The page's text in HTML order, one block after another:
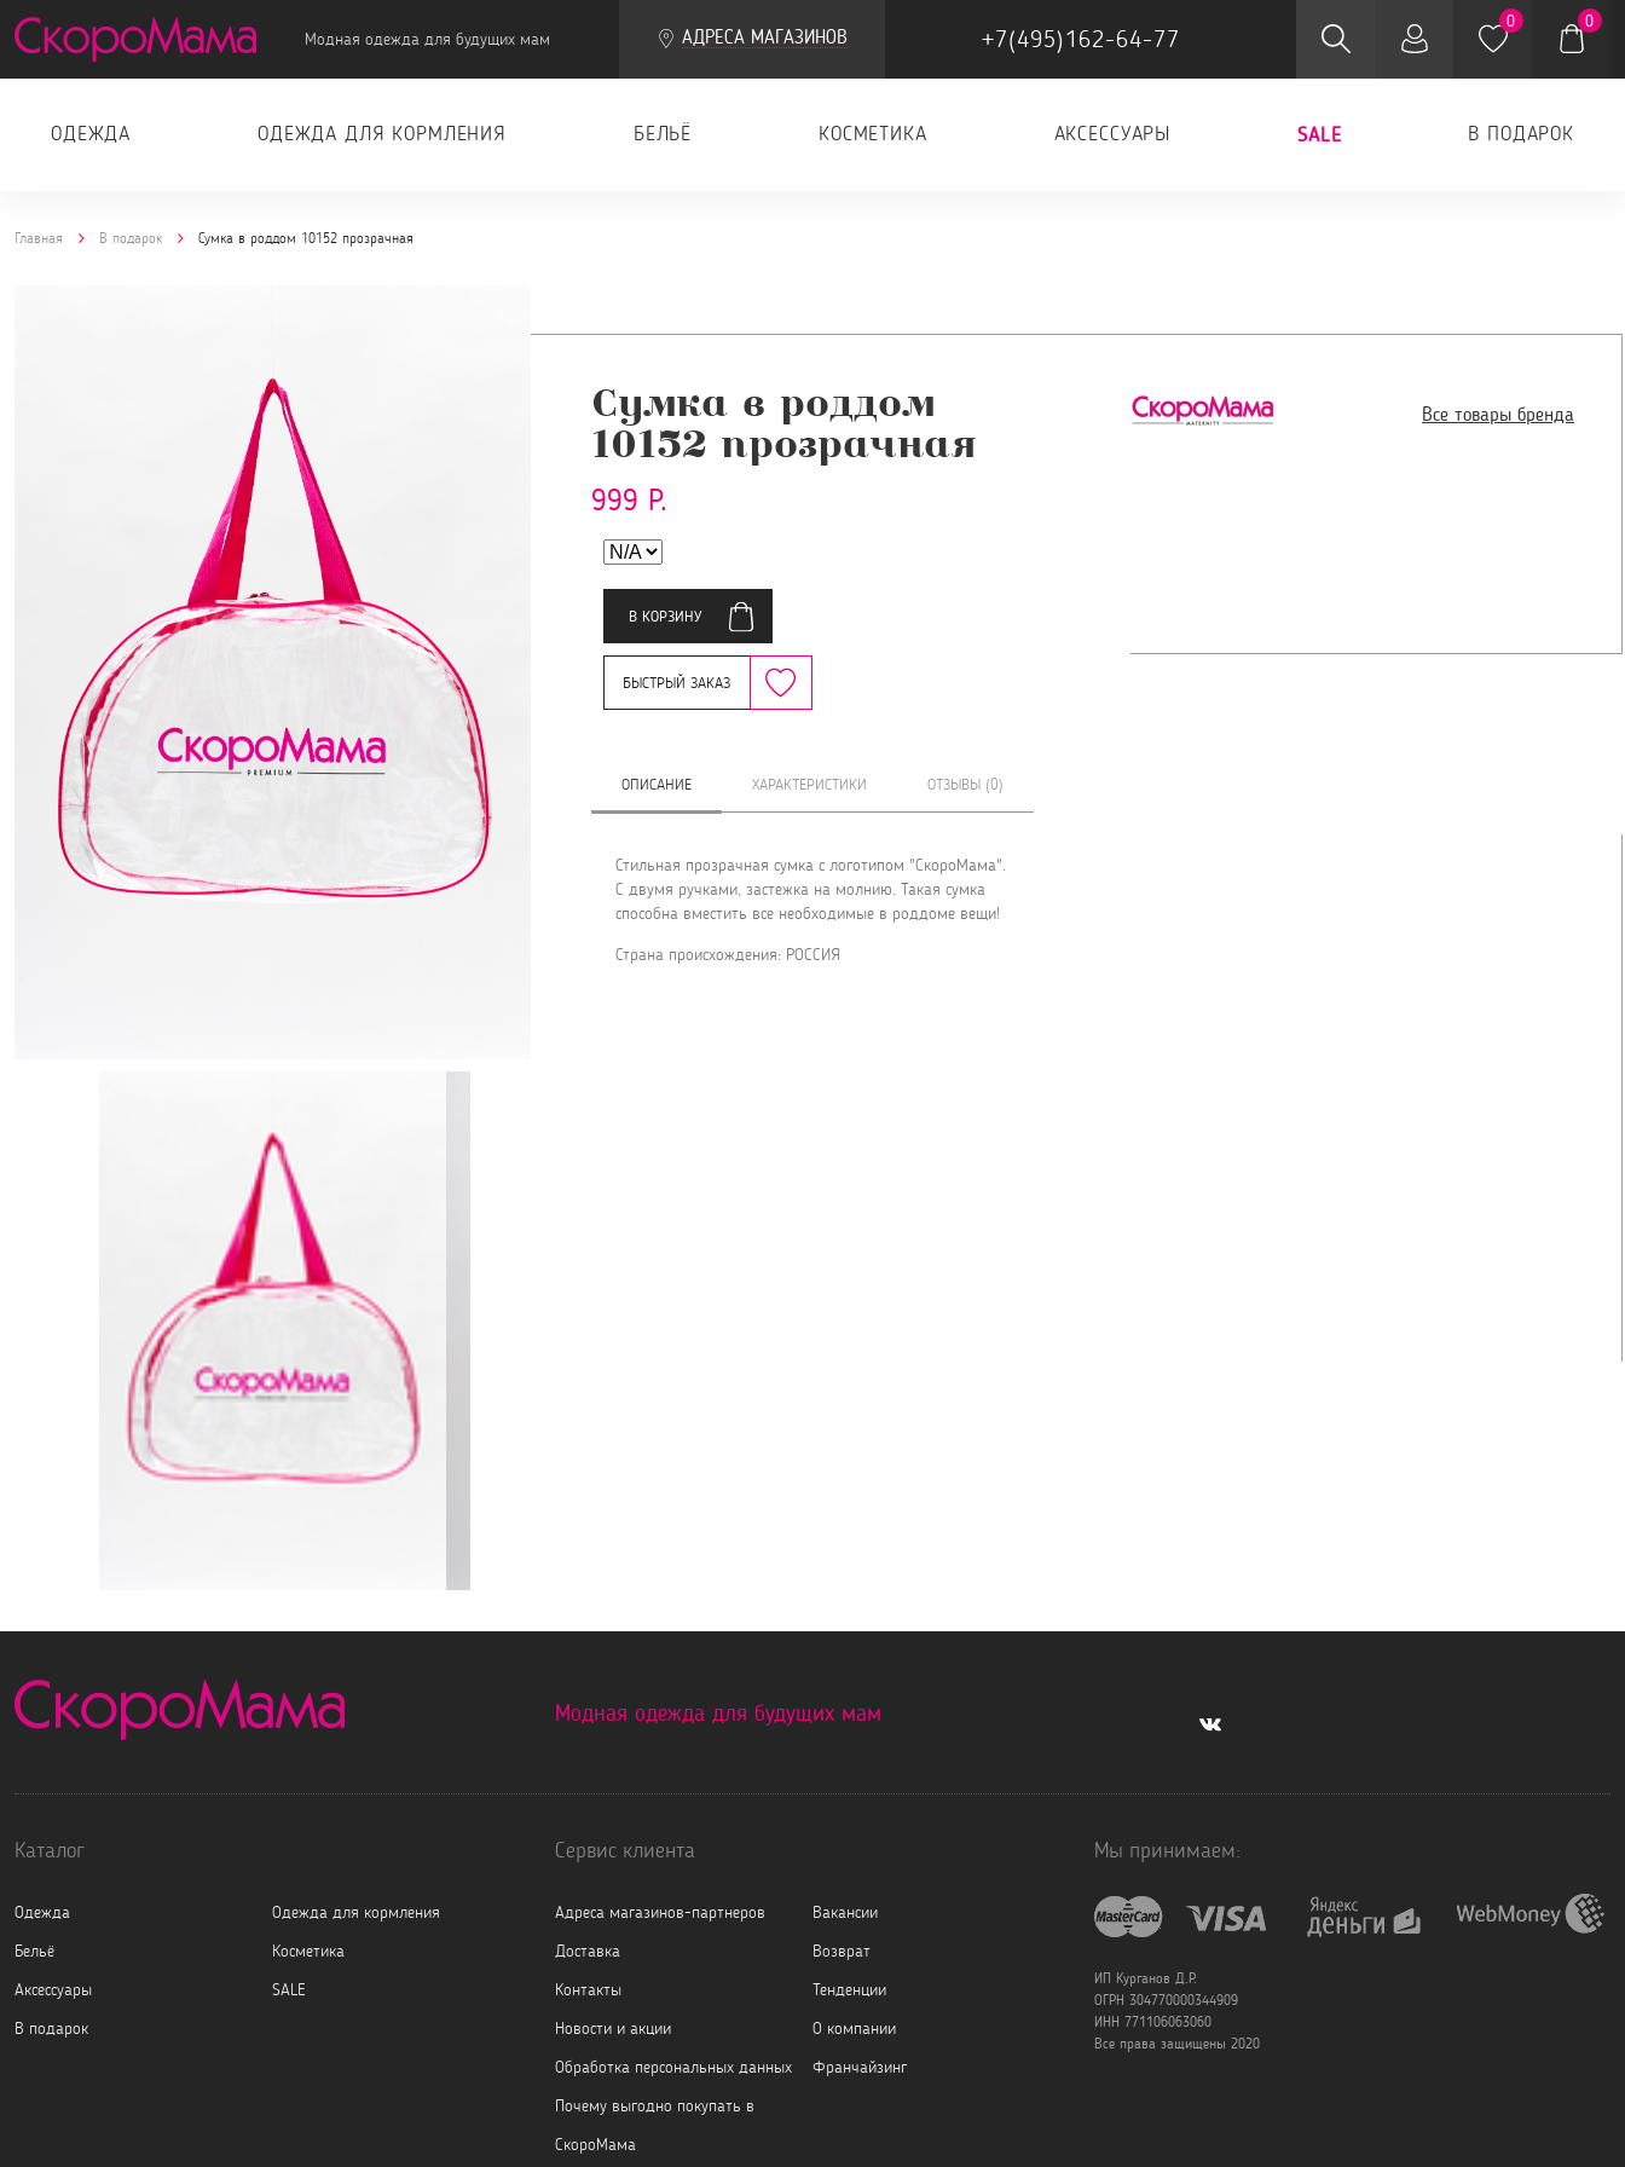
Модная одежда для будущих мам АДРЕСА МАГАЗИНОВ +7(495)162-64-77
0 0
ОДЕЖДА ОДЕЖДА ДЛЯ КОРМЛЕНИЯ БЕЛЬЁ КОСМЕТИКА АКСЕССУАРЫ SALE В ПОДАРОК
Главная В подарок Сумка в роддом 10152 прозрачная
Сумка в роддом
10152 прозрачная
999 Р.
В КОРЗИНУ
БЫСТРЫЙ ЗАКАЗ
ОПИСАНИЕ ХАРАКТЕРИСТИКИ ОТЗЫВЫ (0)
Стильная прозрачная сумка с логотипом "СкороМама".
С двумя ручками, застежка на молнию. Такая сумка
способна вместить все необходимые в роддоме вещи!
Страна происхождения: РОССИЯ
Все товары бренда
Модная одежда для будущих мам
Каталог
Одежда
Одежда для кормления
Бельё
Косметика
Аксессуары
SALE
В подарок
Сервис клиента
Адреса магазинов-партнеров
Вакансии
Доставка
Возврат
Контакты
Тенденции
Новости и акции
О компании
Обработка персональных данных
Франчайзинг
Почему выгодно покупать в
СкороМама
Мы принимаем:
ИП Курганов Д.Р.
ОГРН 304770000344909
ИНН 771106063060
Все права защищены 2020